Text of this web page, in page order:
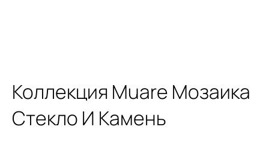
Коллекция Muare Мозаика
Стекло И Камень